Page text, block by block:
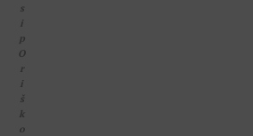
s
i
p
O
r
i
š
k
o